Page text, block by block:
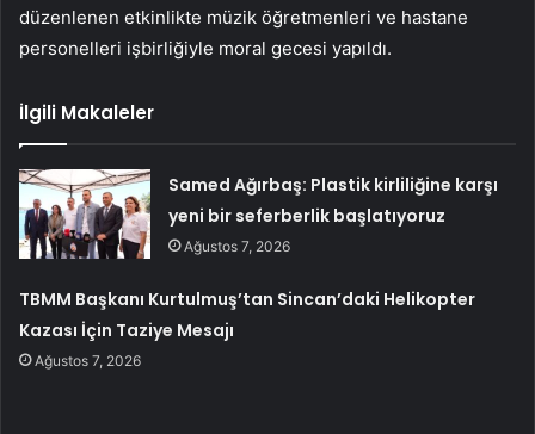
düzenlenen etkinlikte müzik öğretmenleri ve hastane
personelleri işbirliğiyle moral gecesi yapıldı.
İlgili Makaleler
Samed Ağırbaş: Plastik kirliliğine karşı
yeni bir seferberlik başlatıyoruz
Ağustos 7, 2026
TBMM Başkanı Kurtulmuş’tan Sincan’daki Helikopter
Kazası İçin Taziye Mesajı
Ağustos 7, 2026